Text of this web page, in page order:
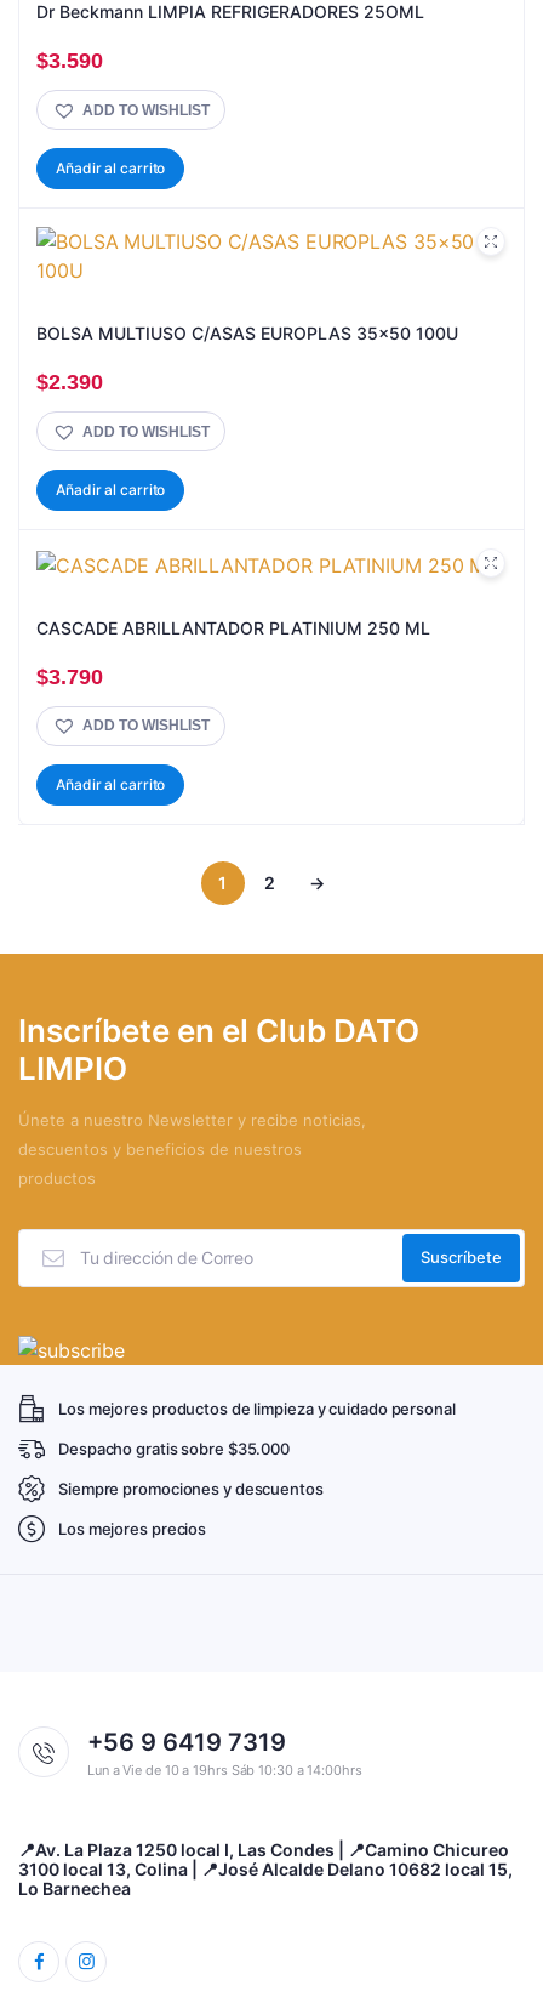
Dr Beckmann LIMPIA REFRIGERADORES 25OML
$3.590
ADD TO WISHLIST
Añadir al carrito
BOLSA MULTIUSO C/ASAS EUROPLAS 35×50 100U
$2.390
ADD TO WISHLIST
Añadir al carrito
CASCADE ABRILLANTADOR PLATINIUM 250 ML
$3.790
ADD TO WISHLIST
Añadir al carrito
1 2 →
Inscríbete en el Club DATO
LIMPIO
Únete a nuestro Newsletter y recibe noticias,
descuentos y beneficios de nuestros
productos
Los mejores productos de limpieza y cuidado personal
Despacho gratis sobre $35.000
Siempre promociones y descuentos
Los mejores precios
+56 9 6419 7319
Lun a Vie de 10 a 19hrs Sáb 10:30 a 14:00hrs
📍Av. La Plaza 1250 local I, Las Condes | 📍Camino Chicureo
3100 local 13, Colina | 📍José Alcalde Delano 10682 local 15,
Lo Barnechea